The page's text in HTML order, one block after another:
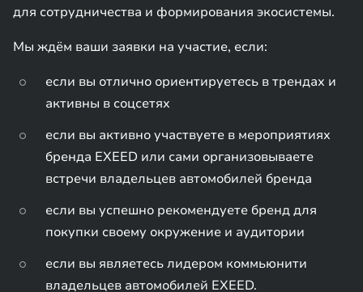
для сотрудничества и формирования экосистемы.
Мы ждём ваши заявки на участие, если:
если вы отлично ориентируетесь в трендах и
активны в соцсетях
если вы активно участвуете в мероприятиях
бренда EXEED или сами организовываете
встречи владельцев автомобилей бренда
если вы успешно рекомендуете бренд для
покупки своему окружение и аудитории
если вы являетесь лидером коммьюнити
владельцев автомобилей EXEED.